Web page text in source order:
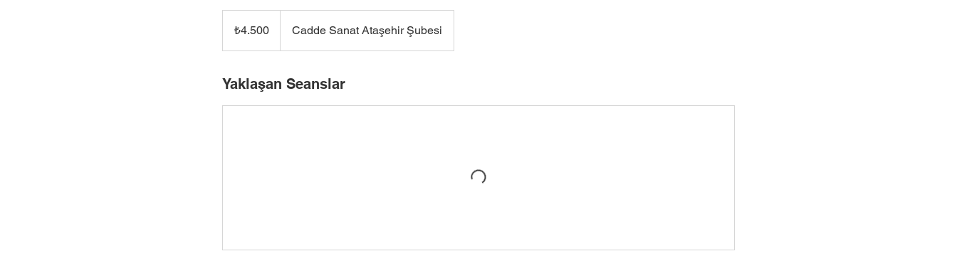
lirası₺4.500 Cadde Sanat Ataşehir Şubesi
Yaklaşan Seanslar